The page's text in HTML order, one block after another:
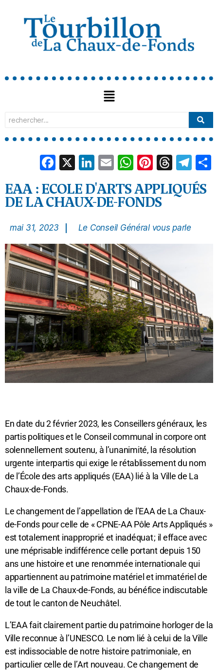
Facebook
X LinkedIn
EmailWhatsApp
Pinterest
EAA : ECOLE D'ARTS APPLIQUÉS
DE LA CHAUX-DE-FONDS
mai 31, 2023 Le Conseil Général vous parle
En date du 2 février 2023, les Conseillers généraux, les
partis politiques et le Conseil communal in corpore ont
solennellement soutenu, à l’unanimité, la résolution
urgente interpartis qui exige le rétablissement du nom
de l’École des arts appliqués (EAA) lié à la Ville de La
Chaux-de-Fonds.
Le changement de l’appellation de l’EAA de La Chaux-
de-Fonds pour celle de « CPNE-AA Pôle Arts Appliqués »
est totalement inapproprié et inadéquat ; il efface avec
une méprisable indifférence celle portant depuis 150
ans une histoire et une renommée internationale qui
appartiennent au patrimoine matériel et immatériel de
la ville de La Chaux-de-Fonds, au bénéfice indiscutable
de tout le canton de Neuchâtel.
L’EAA fait clairement partie du patrimoine horloger de la
Ville reconnue à l’UNESCO. Le nom lié à celui de la Ville
est indissociable de notre histoire patrimoniale, en
particulier celle de l’Art nouveau. Ce changement de